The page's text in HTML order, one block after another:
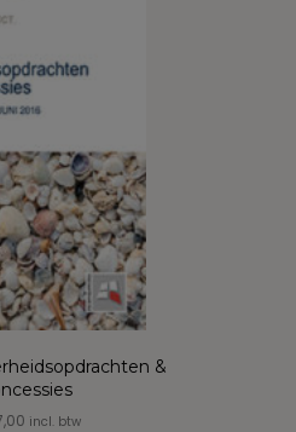
&
incl. btw